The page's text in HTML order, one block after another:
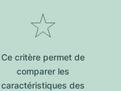
Ce critère permet de
comparer les
caractéristiques des